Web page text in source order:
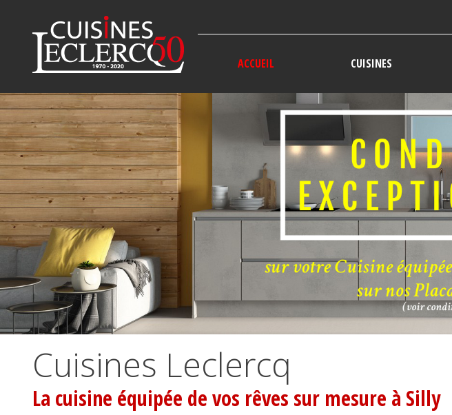
ACCUEIL CUISINES
Cuisines Leclercq
La cuisine équipée de vos rêves sur mesure à Silly